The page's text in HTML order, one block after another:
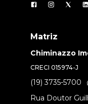
Matriz
Chiminazzo
CRECI 015974-J
(19) 3735-5700
Rua Doutor